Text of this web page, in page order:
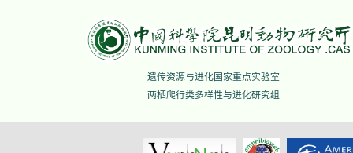
五峰疣螈Tylototriton
wufengensis
滇南疣螈Tylototriton yangi
Tylototriton ziegleri
遗传资源与进化国家重点实验室
两栖爬行类多样性与进化研究组